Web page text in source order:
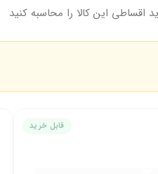
اقساطی این کالا را محاسبه کنید
قابل خرید